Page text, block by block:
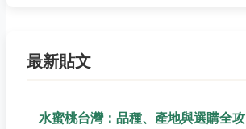
最新貼文
水蜜桃台灣：品種、產地與選購全攻